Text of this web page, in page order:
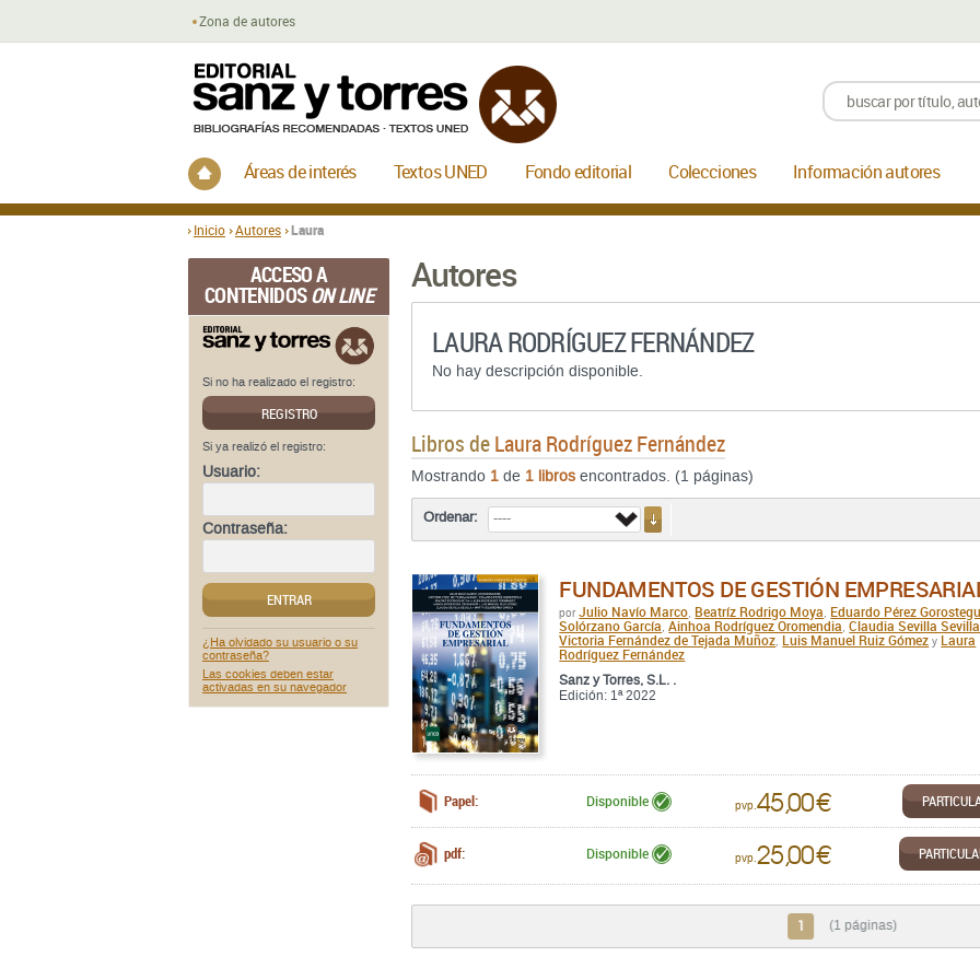
Inicio Autores Laura
Inicio
Áreas de interés Textos UNED Fondo editorial Colecciones Información autores
Zona de autores
ACCESO A
CONTENIDOSON LINE
Si no ha realizado el registro:
REGISTRO
Si ya realizó el registro:
Usuario:
Contraseña:
ENTRAR
¿Ha olvidado su usuario o su
contraseña?
Las cookies deben estar
activadas en su navegador
Autores
LAURA RODRÍGUEZ FERNÁNDEZ
No hay descripción disponible.
Libros deLaura Rodríguez Fernández
Mostrando 1 de 1 libros encontrados. (1 páginas)
Ordenar:
FUNDAMENTOS DE GESTIÓN
por Julio Navío Marco Beatríz Rodrigo Moya Eduardo Pérez
Solórzano García Ainhoa Rodríguez Oromendia ,Claudia Sevilla Sevilla
Victoria Fernández de Tejada Muñoz Luis Manuel Ruiz Gómez y Laura
Rodríguez Fernández
Sanz y Torres, S.L. .
Edición: 1ª 2022
Papel: Disponible pvp.45,00 €
pdf: Disponible pvp. 25,00 €
1 (1 páginas)